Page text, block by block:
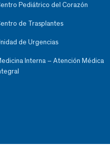
Pediátrico del Corazón
de Trasplantes
de Urgencias
Interna – Atención Médica